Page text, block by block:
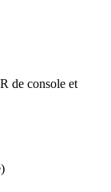
de console et